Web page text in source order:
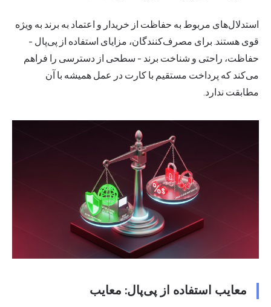
استدلال‌های مربوط به حفاظت از خریدار و اعتماد به برند به ویژه
قوی هستند. برای مصرف‌کنندگان، مزایای استفاده از پی‌پال -
حفاظت، راحتی و شناخت برند - سطحی از دسترسی را فراهم
می‌کند که پرداخت مستقیم با کارت در عمل همیشه با آن
مطابقت ندارد.
معایب استفاده از پی‌پال: معایب